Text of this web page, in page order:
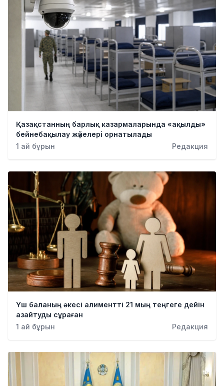
Қазақстанның барлық казармаларында «ақылды»
бейнебақылау жүйелері орнатылады
1 ай бұрын
Редакция
Үш баланың әкесі алиментті 21 мың теңгеге дейін
азайтуды сұраған
1 ай бұрын
Редакция